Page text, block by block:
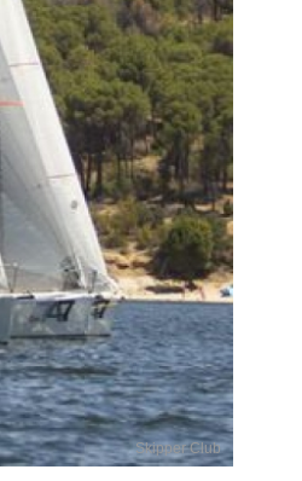
Skipper Club